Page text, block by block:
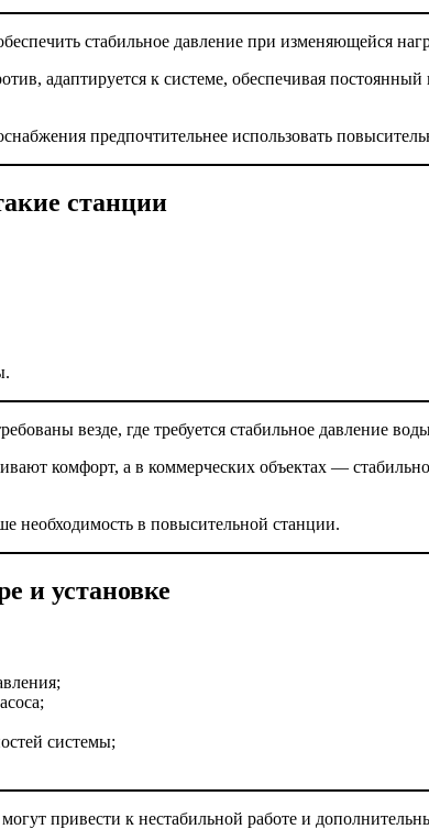
стабильное давление при изменяющейся
адаптируется к системе, обеспечивая
предпочтительнее использовать
станции
везде, где требуется стабильное давление
комфорт, а в коммерческих объектах —
необходимость в повысительной станции.
и установке
системы;
привести к нестабильной работе и